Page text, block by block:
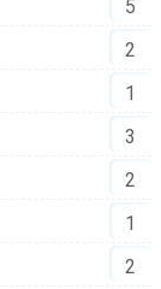
5
2
1
3
2
1
2